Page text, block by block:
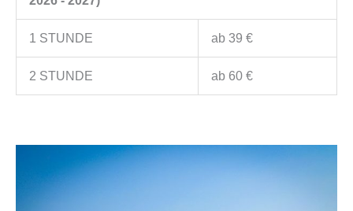
1 STUNDE ab 39 €
2 STUNDE ab 60 €